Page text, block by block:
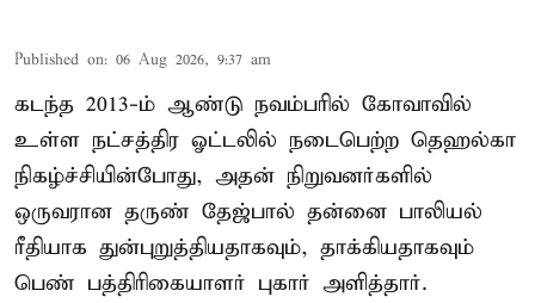
Published on: 06 Aug 2026, 9:37 am
கடந்த 2013-ம் ஆண்டு நவம்பரில் கோவாவில்
உள்ள நட்சத்திர ஓட்டலில் நடைபெற்ற தெஹல்கா
நிகழ்ச்சியின்போது, அதன் நிறுவனர்களில்
ஒருவரான தருண் தேஜ்பால் தன்னை பாலியல்
ரீதியாக துன்புறுத்தியதாகவும், தாக்கியதாகவும்
பெண் பத்திரிகையாளர் புகார் அளித்தார்.